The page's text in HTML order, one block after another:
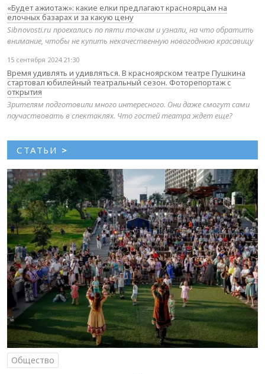
«Будет ажиотаж»: какие елки предлагают красноярцам на
елочных базарах и за какую цену
Sibnovosti.ru проехались по пяти точкам и узнали, на что обратить
внимание, чтобы не купить некачественную новогоднюю красавицу
15 сентября 2024 21:30
Время удивлять и удивляться. В красноярском театре Пушкина
стартовал юбилейный театральный сезон. Фоторепортаж с
открытия
Зрителям подготовили много интересного. Они даже смогут сами
поучаствовать в спектаклях. Что гостей театра ждет еще?
СТАТЬИ >
Общество